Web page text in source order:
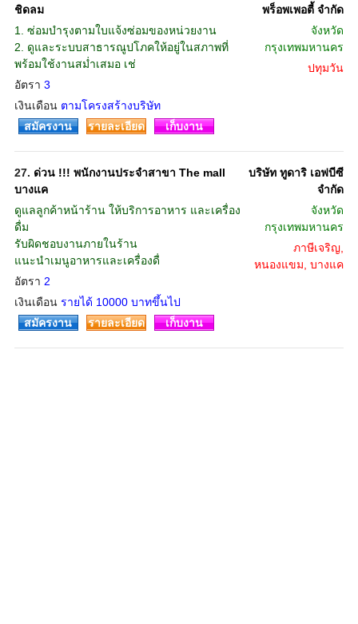
ชิดลม
1. ซ่อมบำรุงตามใบแจ้งซ่อมของหน่วยงาน
2. ดูและระบบสาธารณูปโภคให้อยู่ในสภาพที่
พร้อมใช้งานสม่ำเสมอ เช่
อัตรา 3
เงินเดือน ตามโครงสร้างบริษัท
พร็อพเพอตี้ จำกัด
จังหวัด
กรุงเทพมหานคร
ปทุมวัน
สมัครงาน รายละเอียด เก็บงาน
27. ด่วน !!! พนักงานประจำสาขา The mall
บางแค
ดูแลลูกค้าหน้าร้าน ให้บริการอาหาร และเครื่อง
ดื่ม
รับผิดชอบงานภายในร้าน
แนะนำเมนูอาหารและเครื่องดื่
อัตรา 2
เงินเดือน รายได้ 10000 บาทขึ้นไป
บริษัท ทูดาริ เอฟบีซี
จำกัด
จังหวัด
กรุงเทพมหานคร
ภาษีเจริญ,
หนองแขม, บางแค
สมัครงาน รายละเอียด เก็บงาน